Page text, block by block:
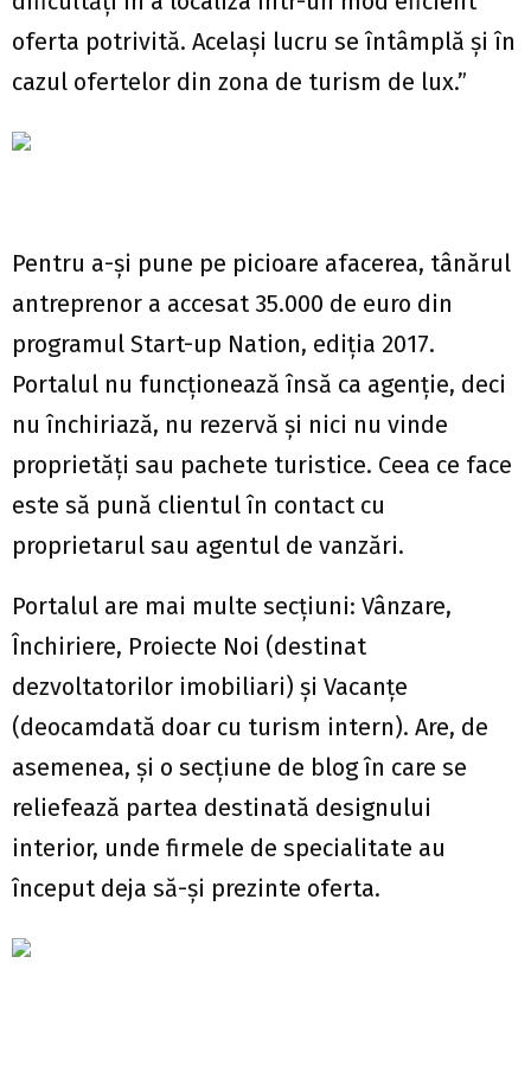
oferta potrivită. Același lucru se întâmplă și în
cazul ofertelor din zona de turism de lux.”
Pentru a-și pune pe picioare afacerea, tânărul
antreprenor a accesat 35.000 de euro din
programul Start-up Nation, ediția 2017.
Portalul nu funcționează însă ca agenție, deci
nu închiriază, nu rezervă și nici nu vinde
proprietăți sau pachete turistice. Ceea ce face
este să pună clientul în contact cu
proprietarul sau agentul de vanzări.
Portalul are mai multe secțiuni: Vânzare,
Închiriere, Proiecte Noi (destinat
dezvoltatorilor imobiliari) și Vacanțe
(deocamdată doar cu turism intern). Are, de
asemenea, și o secțiune de blog în care se
reliefează partea destinată designului
interior, unde firmele de specialitate au
început deja să-și prezinte oferta.